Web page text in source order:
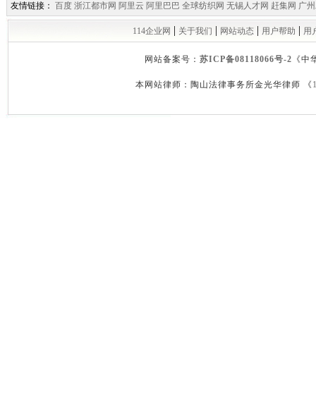
友情链接： 百度 浙江都市网 阿里云 阿里巴巴 全球纺织网 无锡人才网 赶集网 广
114企业网 | 关于我们 | 网站动态 | 用户帮助 | 用
网站备案号： 苏ICP备08118066号-2 《
本网站律师：陶山法律事务所金光华律师 《